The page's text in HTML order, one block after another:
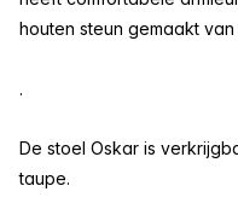
houten steun gemaakt van
.
De stoel Oskar is
taupe.